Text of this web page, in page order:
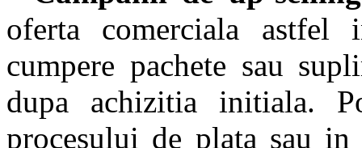
oferta comerciala
cumpere pachete sau
dupa achizitia initiala.
procesului de plata sau